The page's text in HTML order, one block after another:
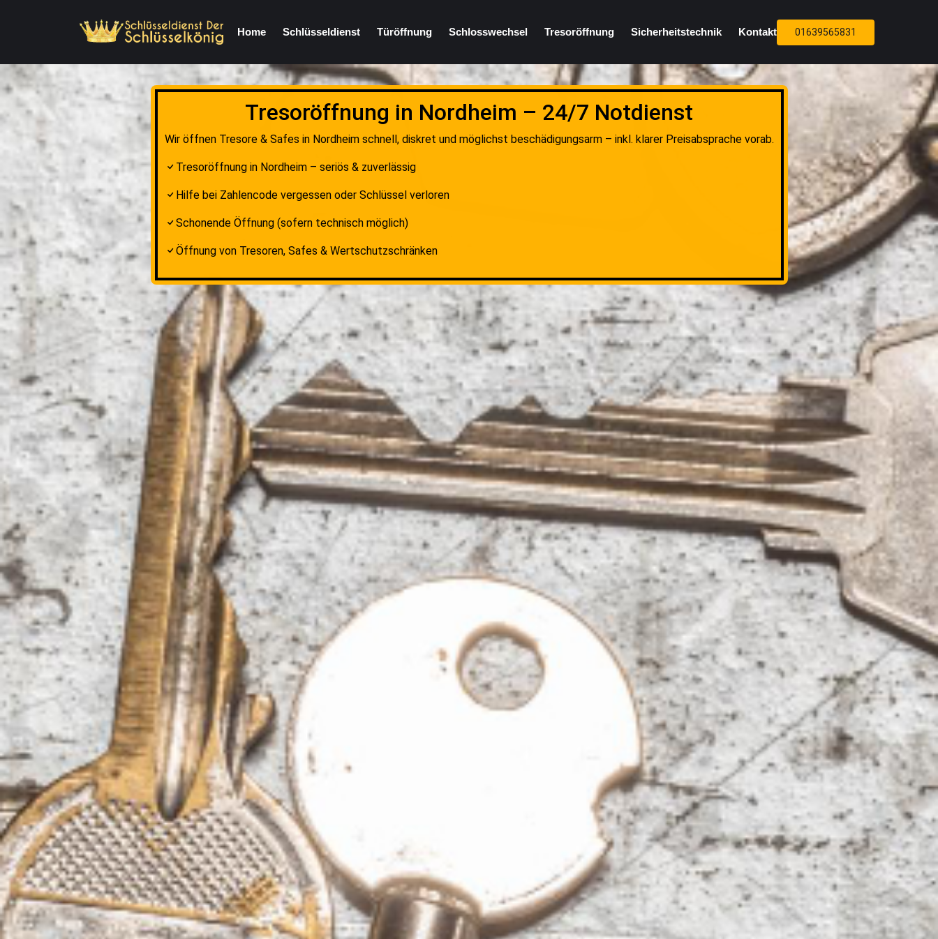
Home Schlüsseldienst Türöffnung Schlosswechsel Tresoröffnung Sicherheitstechnik Kontakt 01639565831
Tresoröffnung in Nordheim – 24/7 Notdienst
Wir öffnen Tresore & Safes in Nordheim schnell, diskret und möglichst beschädigungsarm – inkl. klarer Preisabsprache vorab.
Tresoröffnung in Nordheim – seriös & zuverlässig
Hilfe bei Zahlencode vergessen oder Schlüssel verloren
Schonende Öffnung (sofern technisch möglich)
Öffnung von Tresoren, Safes & Wertschutzschränken